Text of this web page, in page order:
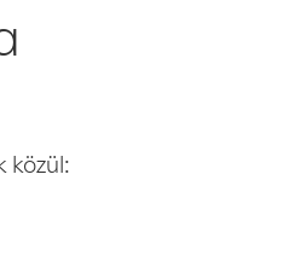
közül: